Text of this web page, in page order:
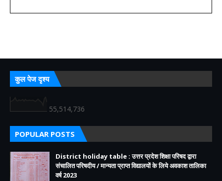
कुल पेज दृश्य
55,514,736
POPULAR POSTS
District holiday table : उत्तर प्रदेश शिक्षा परिषद द्वारा
संचालित परिषदीय / मान्यता प्राप्त विद्यालयों के लिये अवकाश तालिका
वर्ष 2023